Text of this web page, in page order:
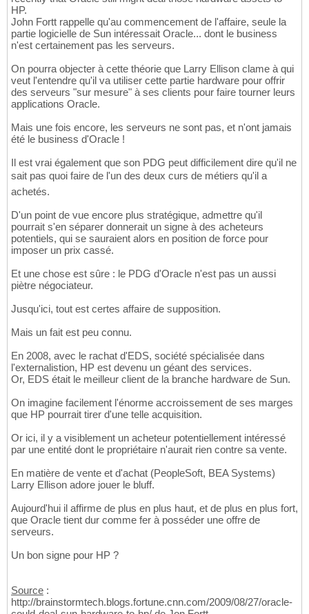
HP.
John Fortt rappelle qu'au commencement de l'affaire, seule la
partie logicielle de Sun intéressait Oracle... dont le business
n'est certainement pas les serveurs.
On pourra objecter à cette théorie que Larry Ellison clame à qui
veut l'entendre qu'il va utiliser cette partie hardware pour offrir
des serveurs "sur mesure" à ses clients pour faire tourner leurs
applications Oracle.
Mais une fois encore, les serveurs ne sont pas, et n'ont jamais
été le business d'Oracle !
Il est vrai également que son PDG peut difficilement dire qu'il ne
sait pas quoi faire de l'un des deux curs de métiers qu'il a
achetés.
D'un point de vue encore plus stratégique, admettre qu'il
pourrait s'en séparer donnerait un signe à des acheteurs
potentiels, qui se sauraient alors en position de force pour
imposer un prix cassé.
Et une chose est sûre : le PDG d'Oracle n'est pas un aussi
piètre négociateur.
Jusqu'ici, tout est certes affaire de supposition.
Mais un fait est peu connu.
En 2008, avec le rachat d'EDS, société spécialisée dans
l'externalistion, HP est devenu un géant des services.
Or, EDS était le meilleur client de la branche hardware de Sun.
On imagine facilement l'énorme accroissement de ses marges
que HP pourrait tirer d'une telle acquisition.
Or ici, il y a visiblement un acheteur potentiellement intéressé
par une entité dont le propriétaire n'aurait rien contre sa vente.
En matière de vente et d'achat (PeopleSoft, BEA Systems)
Larry Ellison adore jouer le bluff.
Aujourd'hui il affirme de plus en plus haut, et de plus en plus fort,
que Oracle tient dur comme fer à posséder une offre de
serveurs.
Un bon signe pour HP ?
Source :
http://brainstormtech.blogs.fortune.cnn.com/2009/08/27/oracle-